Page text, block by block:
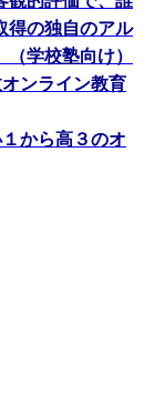
得の独自のアル
学校塾向け）
ンライン教育
から高３のオ